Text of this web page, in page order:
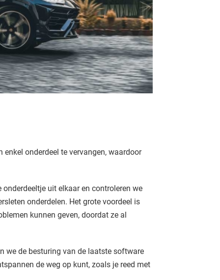
enkel onderdeel te vervangen, waardoor
uit elkaar en controleren we
onderdelen. Het grote voordeel is
kunnen geven, doordat ze al
we de besturing van de laatste software
de weg op kunt, zoals je reed met